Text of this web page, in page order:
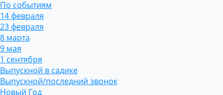
По событиям
14 февраля
23 февраля
8 марта
9 мая
1 сентября
Выпускной в садике
Выпускной/последний звонок
Новый Год